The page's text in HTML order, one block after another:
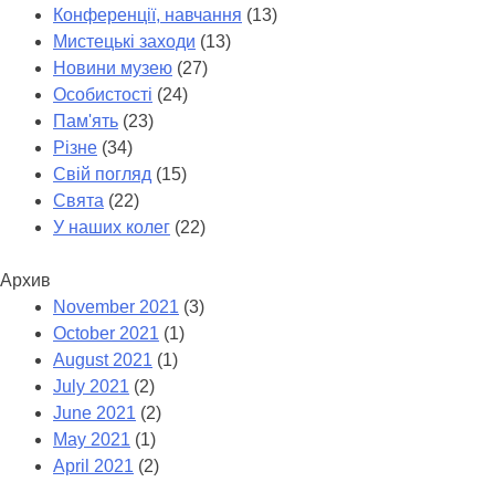
Конференції, навчання (13)
Мистецькі заходи (13)
Новини музею (27)
Особистості (24)
Пам'ять (23)
Різне (34)
Свій погляд (15)
Свята (22)
У наших колег (22)
Архив
November 2021 (3)
October 2021 (1)
August 2021 (1)
July 2021 (2)
June 2021 (2)
May 2021 (1)
April 2021 (2)